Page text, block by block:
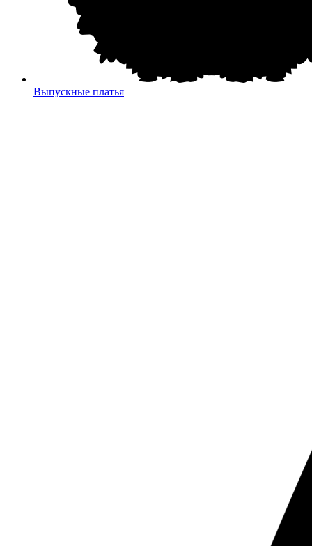
Выпускные платья